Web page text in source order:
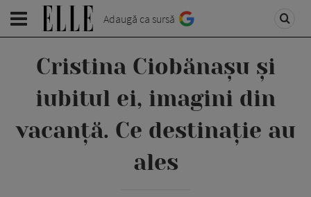
Adaugă ca sursă
Cristina Ciobănașu și
iubitul ei, imagini din
vacanță. Ce destinație au
ales